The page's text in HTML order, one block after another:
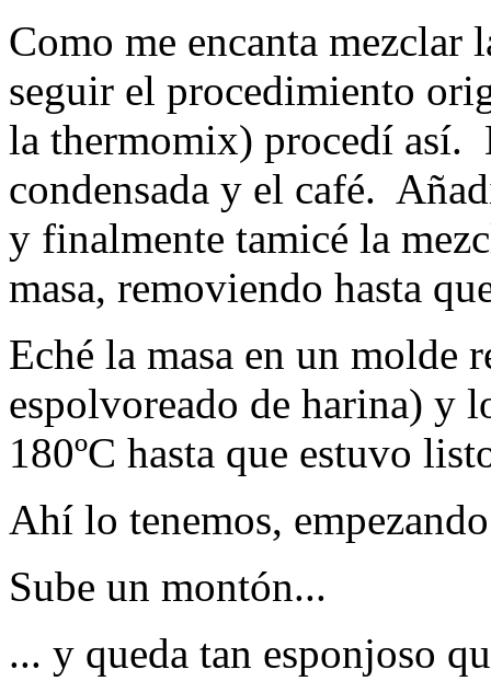
Como me encanta mezclar
seguir el procedimiento
la thermomix) procedí así.
condensada y el café.
y finalmente tamicé la
masa, removiendo hasta
Eché la masa en un molde
espolvoreado de harina) y
180ºC hasta que estuvo
Ahí lo tenemos,
Sube un montón...
... y queda tan esponjoso